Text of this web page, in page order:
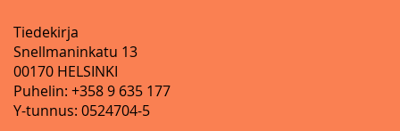
Tiedekirja
Snellmaninkatu 13
00170 HELSINKI
Puhelin: +358 9 635 177
Y-tunnus: 0524704-5